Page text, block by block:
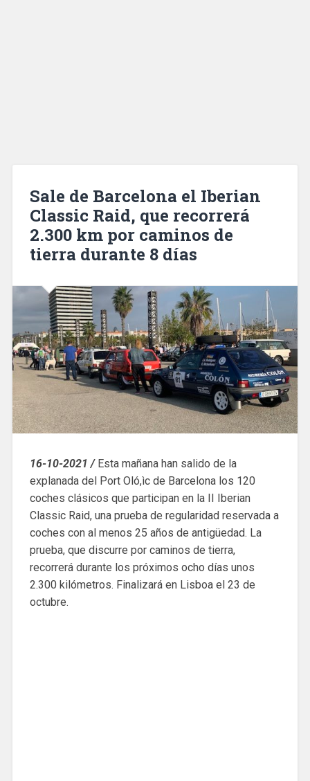
Sale de Barcelona el Iberian
Classic Raid, que recorrerá
2.300 km por caminos de
tierra durante 8 días
16-10-2021 / Esta mañana han salido de la
explanada del Port Oló,ìc de Barcelona los 120
coches clásicos que participan en la II Iberian
Classic Raid, una prueba de regularidad reservada a
coches con al menos 25 años de antigüedad. La
prueba, que discurre por caminos de tierra,
recorrerá durante los próximos ocho días unos
2.300 kilómetros. Finalizará en Lisboa el 23 de
octubre.